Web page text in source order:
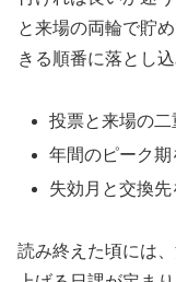
と来場の両輪で貯
きる順番に落とし込
投票と来場の
年間のピーク期
失効月と交換先
読み終えた頃には